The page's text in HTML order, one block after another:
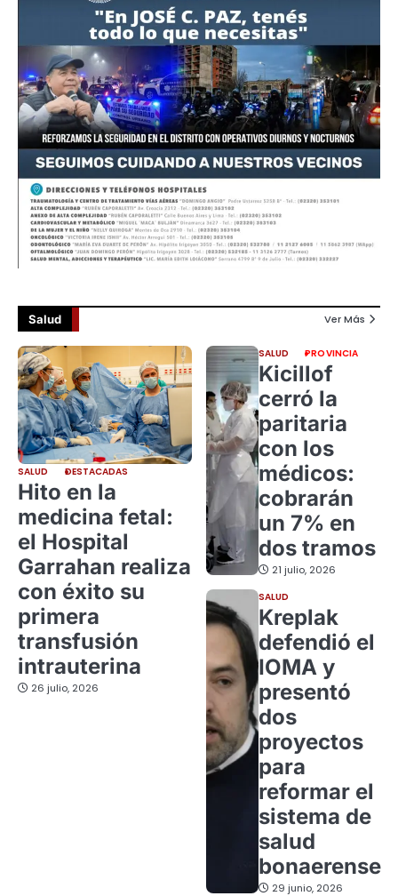
Salud Ver Más
SALUD DESTACADAS
Hito en la
medicina fetal:
el Hospital
Garrahan realiza
con éxito su
primera
transfusión
intrauterina
26 julio, 2026
SALUD PROVINCIA
Kicillof
cerró la
paritaria
con los
médicos:
cobrarán
un 7% en
dos tramos
21 julio, 2026
SALUD
Kreplak
defendió el
IOMA y
presentó
dos
proyectos
para
reformar el
sistema de
salud
bonaerense
29 junio, 2026